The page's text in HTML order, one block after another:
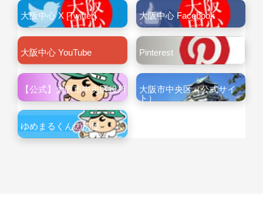
大阪中心 X [Twitter] 大阪中心 Facebook
大阪中心 YouTube Pinterest
【公式】大阪市中央区役所
大阪市中央区（公式サイ
ト）
ゆめまるくんの部屋